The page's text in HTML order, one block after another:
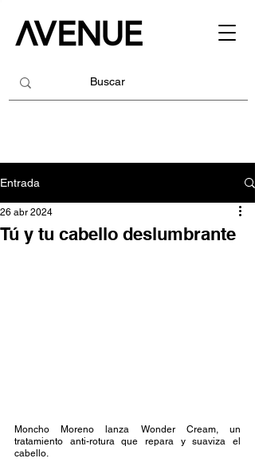
Entrada
Tú y tu cabello deslumbrante
26 abr 2024
Moncho Moreno lanza Wonder Cream, un
tratamiento anti-rotura que repara y suaviza el
cabello.